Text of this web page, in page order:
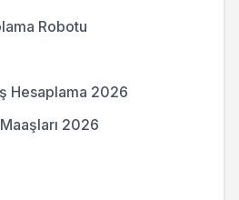
Robotu
Hesaplama 2026
2026